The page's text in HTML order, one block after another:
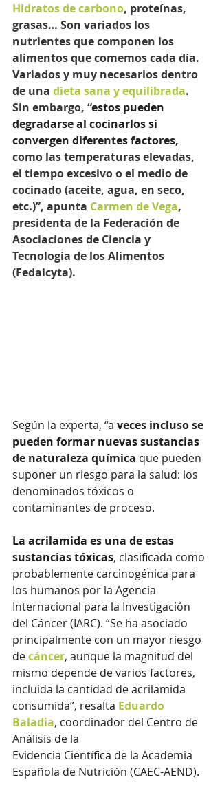
Hidratos de carbono, proteínas,
grasas… Son variados los
nutrientes que componen los
alimentos que comemos cada día.
Variados y muy necesarios dentro
de una dieta sana y equilibrada.
Sin embargo, “estos pueden
degradarse al cocinarlos si
convergen diferentes factores,
como las temperaturas elevadas,
el tiempo excesivo o el medio de
cocinado (aceite, agua, en seco,
etc.)”, apunta Carmen de Vega,
presidenta de la Federación de
Asociaciones de Ciencia y
Tecnología de los Alimentos
(Fedalcyta).
Según la experta, “a veces incluso se
pueden formar nuevas sustancias
de naturaleza química que pueden
suponer un riesgo para la salud: los
denominados tóxicos o
contaminantes de proceso.
La acrilamida es una de estas
sustancias tóxicas, clasificada como
probablemente carcinogénica para
los humanos por la Agencia
Internacional para la Investigación
del Cáncer (IARC). “Se ha asociado
principalmente con un mayor riesgo
de cáncer, aunque la magnitud del
mismo depende de varios factores,
incluida la cantidad de acrilamida
consumida”, resalta Eduardo
Baladia, coordinador del Centro de
Análisis de la
Evidencia Científica de la Academia
Española de Nutrición (CAEC-AEND).